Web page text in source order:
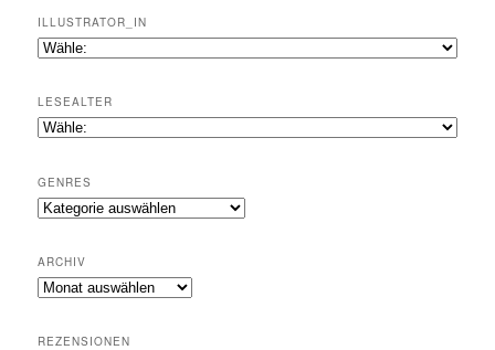
ILLUSTRATOR_IN
LESEALTER
GENRES
Genres
ARCHIV
Archiv
REZENSIONEN